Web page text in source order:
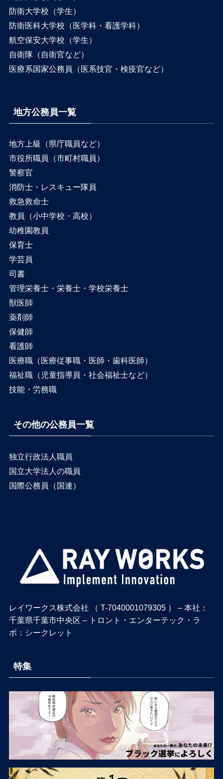
防衛大学校（学生）
防衛医科大学校（医学科・看護学科）
航空保安大学校（学生）
自衛隊（自衛官など）
医療系国家公務員（医系技官・検疫官など）
地方公務員一覧
地方上級（県庁職員など）
市役所職員（市町村職員）
警察官
消防士・レスキュー隊員
救急救命士
教員（小中学校・高校）
幼稚園教員
保育士
学芸員
司書
管理栄養士・栄養士・学校栄養士
獣医師
薬剤師
保健師
看護師
医療職（医療従事職・医師・歯科医師）
福祉職（児童指導員・社会福祉士など）
技能・労務職
その他の公務員一覧
独立行政法人職員
国立大学法人の職員
国際公務員（国連）
レイワークス株式会社 （ T-7040001079305 ） – 本社：
千葉県千葉市中央区 – トロント・エンターテック・ラ
ボ：シークレット
特集